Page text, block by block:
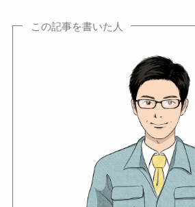
この記事を書いた人